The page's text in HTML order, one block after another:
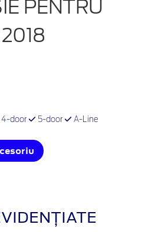
PENTRU
4-door 5-door A-Line